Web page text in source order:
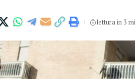
lettura in 3